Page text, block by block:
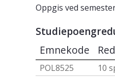
Oppgis ved
Emnekode
POL8525 10